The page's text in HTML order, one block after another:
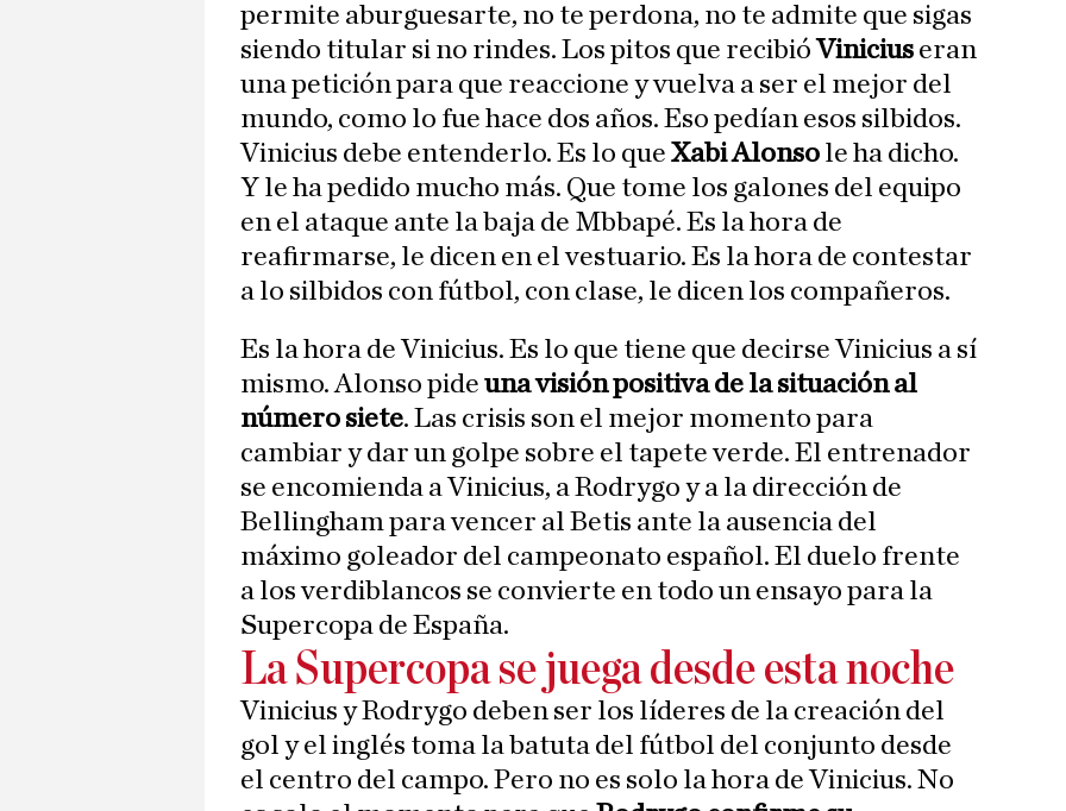
permite aburguesarte, no te perdona, no te admite que sigas
siendo titular si no rindes. Los pitos que recibióVinicius eran
una petición para que reaccione y vuelva a ser el mejor del
mundo, como lo fue hace dos años. Eso pedían esos silbidos.
Vinicius debe entenderlo. Es lo que Xabi Alonso le ha dicho.
Y le ha pedido mucho más. Que tome los galones del equipo
en el ataque ante la baja de Mbbapé. Es la hora de
reafirmarse, le dicen en el vestuario. Es la hora de contestar
a lo silbidos con fútbol, con clase, le dicen los compañeros.
Es la hora de Vinicius. Es lo que tiene que decirse Vinicius a sí
mismo. Alonso pide una visión positiva de la situación al
número siete. Las crisis son el mejor momento para
cambiar y dar un golpe sobre el tapete verde. El entrenador
se encomienda a Vinicius, a Rodrygo y a la dirección de
Bellingham para vencer al Betis ante la ausencia del
máximo goleador del campeonato español. El duelo frente
a los verdiblancos se convierte en todo un ensayo para la
Supercopa de España.
La Supercopa se juega desde esta noche
Vinicius y Rodrygo deben ser los líderes de la creación del
gol y el inglés toma la batuta del fútbol del conjunto desde
el centro del campo. Pero no es solo la hora de Vinicius. No